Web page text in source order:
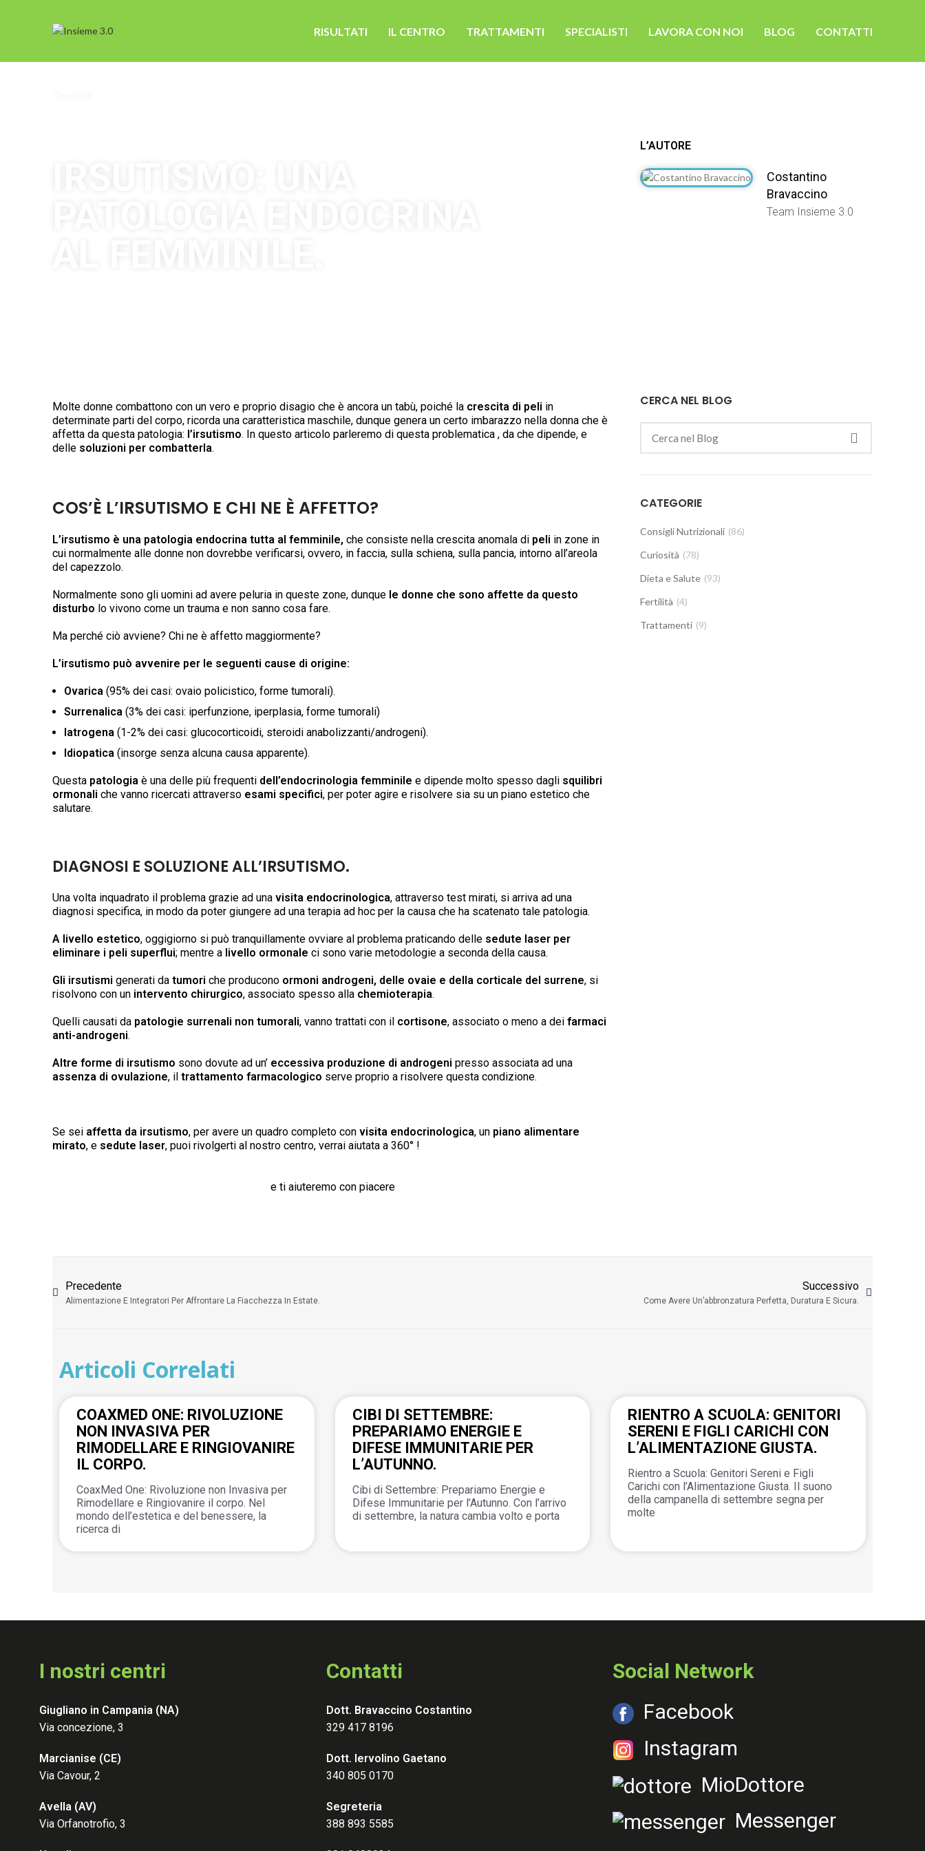
RISULTATI IL CENTRO TRATTAMENTI SPECIALISTI LAVORA CON NOI BLOG CONTATTI
IRSUTISMO: UNA
PATOLOGIA ENDOCRINA
AL FEMMINILE.
L’AUTORE
Costantino
Bravaccino
Team Insieme 3.0
Molte donne combattono con un vero e proprio disagio che è ancora un tabù, poiché la crescita di peli in
determinate parti del corpo, ricorda una caratteristica maschile, dunque genera un certo imbarazzo nella donna che è
affetta da questa patologia: l’irsutismo. In questo articolo parleremo di questa problematica , da che dipende, e
delle soluzioni per combatterla.
COS’È L’IRSUTISMO E CHI NE È AFFETTO?
L’irsutismo è una patologia endocrina tutta al femminile, che consiste nella crescita anomala di peli in zone in
cui normalmente alle donne non dovrebbe verificarsi, ovvero, in faccia, sulla schiena, sulla pancia, intorno all’areola
del capezzolo.
Normalmente sono gli uomini ad avere peluria in queste zone, dunque le donne che sono affette da questo
disturbo lo vivono come un trauma e non sanno cosa fare.
Ma perché ciò avviene? Chi ne è affetto maggiormente?
L’irsutismo può avvenire per le seguenti cause di origine:
Ovarica (95% dei casi: ovaio policistico, forme tumorali).
Surrenalica (3% dei casi: iperfunzione, iperplasia, forme tumorali)
Iatrogena (1-2% dei casi: glucocorticoidi, steroidi anabolizzanti/androgeni).
Idiopatica (insorge senza alcuna causa apparente).
Questa patologia è una delle più frequenti dell’endocrinologia femminile e dipende molto spesso dagli squilibri
ormonali che vanno ricercati attraverso esami specifici, per poter agire e risolvere sia su un piano estetico che
salutare.
DIAGNOSI E SOLUZIONE ALL’IRSUTISMO.
Una volta inquadrato il problema grazie ad una visita endocrinologica, attraverso test mirati, si arriva ad una
diagnosi specifica, in modo da poter giungere ad una terapia ad hoc per la causa che ha scatenato tale patologia.
A livello estetico, oggigiorno si può tranquillamente ovviare al problema praticando delle sedute laser per
eliminare i peli superflui; mentre a livello ormonale ci sono varie metodologie a seconda della causa.
Gli irsutismi generati da tumori che producono ormoni androgeni, delle ovaie e della corticale del surrene, si
risolvono con un intervento chirurgico, associato spesso alla chemioterapia.
Quelli causati da patologie surrenali non tumorali, vanno trattati con il cortisone, associato o meno a dei farmaci
anti-androgeni.
Altre forme di irsutismo sono dovute ad un’ eccessiva produzione di androgeni presso associata ad una
assenza di ovulazione, il trattamento farmacologico serve proprio a risolvere questa condizione.
Se sei affetta da irsutismo, per avere un quadro completo con visita endocrinologica, un piano alimentare
mirato, e sedute laser, puoi rivolgerti al nostro centro, verrai aiutata a 360° !
e ti aiuteremo con piacere
CERCA NEL BLOG
CATEGORIE
Consigli Nutrizionali (86)
Curiosità (78)
Dieta e Salute (93)
Fertilità (4)
Trattamenti (9)
Precedente
Alimentazione E Integratori Per Affrontare La Fiacchezza In Estate.
Successivo
Come Avere Un’abbronzatura Perfetta, Duratura E Sicura.
Articoli Correlati
COAXMED ONE: RIVOLUZIONE
NON INVASIVA PER
RIMODELLARE E RINGIOVANIRE
IL CORPO.
CoaxMed One: Rivoluzione non Invasiva per
Rimodellare e Ringiovanire il corpo. Nel
mondo dell’estetica e del benessere, la
ricerca di
CIBI DI SETTEMBRE:
PREPARIAMO ENERGIE E
DIFESE IMMUNITARIE PER
L’AUTUNNO.
Cibi di Settembre: Prepariamo Energie e
Difese Immunitarie per l’Autunno. Con l’arrivo
di settembre, la natura cambia volto e porta
RIENTRO A SCUOLA: GENITORI
SERENI E FIGLI CARICHI CON
L’ALIMENTAZIONE GIUSTA.
Rientro a Scuola: Genitori Sereni e Figli
Carichi con l’Alimentazione Giusta. Il suono
della campanella di settembre segna per
molte
I nostri centri
Giugliano in Campania (NA)
Via concezione, 3
Marcianise (CE)
Via Cavour, 2
Avella (AV)
Via Orfanotrofio, 3
Contatti
Dott. Bravaccino Costantino
329 417 8196
Dott. Iervolino Gaetano
340 805 0170
Segreteria
388 893 5585
Social Network
Facebook
Instagram
MioDottore
Messenger